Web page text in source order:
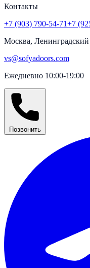
Контакты
+7 (903) 790-54-71+7
Москва,
vs@sofyadoors.com
Ежедневно 10:00-19:00
Позвонить